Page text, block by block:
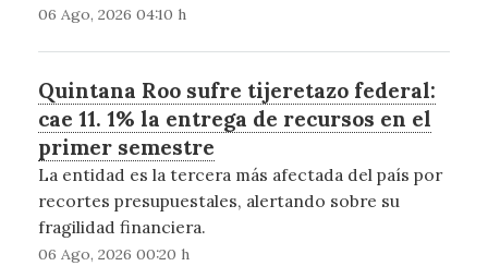
06 Ago, 2026 04:10 h
Quintana Roo sufre tijeretazo federal:
cae 11. 1% la entrega de recursos en el
primer semestre
La entidad es la tercera más afectada del país por
recortes presupuestales, alertando sobre su
fragilidad financiera.
06 Ago, 2026 00:20 h